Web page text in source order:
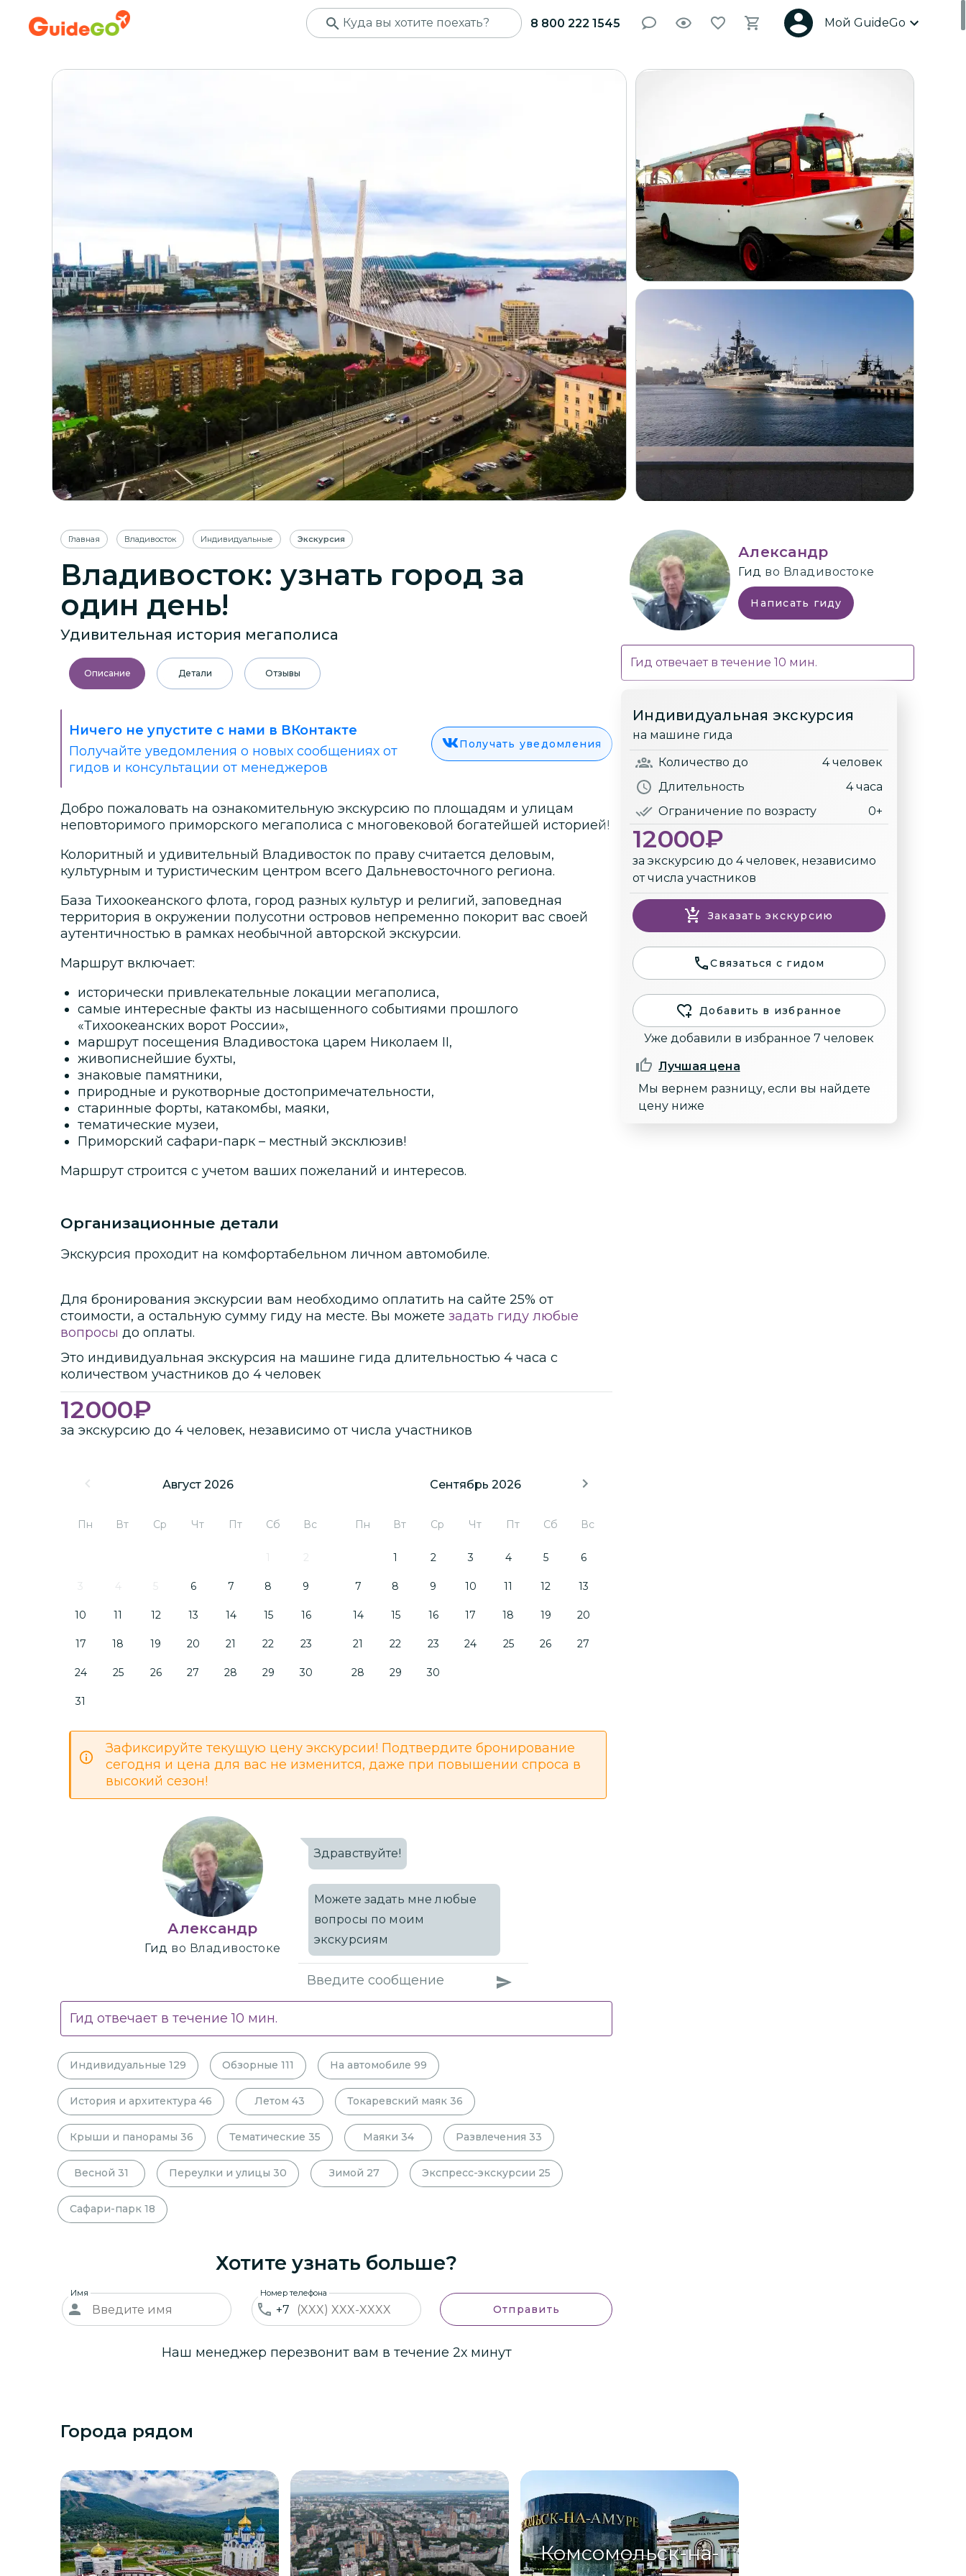
8 800 222 1545 Мой GuideGo
+3
Главная Владивосток Индивидуальные Экскурсия
Владивосток: узнать город за
один день!
Удивительная история мегаполиса
Описание Детали Отзывы
Ничего не упустите с нами в ВКонтакте
Получайте уведомления о новых сообщениях от
гидов и консультации от менеджеров
Получать уведомления
Добро пожаловать на ознакомительную экскурсию по площадям и улицам
неповторимого приморского мегаполиса с многовековой богатейшей историей!
Колоритный и удивительный Владивосток по праву считается деловым,
культурным и туристическим центром всего Дальневосточного региона.
База Тихоокеанского флота, город разных культур и религий, заповедная
территория в окружении полусотни островов непременно покорит вас своей
аутентичностью в рамках необычной авторской экскурсии.
Маршрут включает:
исторически привлекательные локации мегаполиса,
самые интересные факты из насыщенного событиями прошлого
«Тихоокеанских ворот России»,
маршрут посещения Владивостока царем Николаем II,
живописнейшие бухты,
знаковые памятники,
природные и рукотворные достопримечательности,
старинные форты, катакомбы, маяки,
тематические музеи,
Приморский сафари-парк – местный эксклюзив!
Маршрут строится с учетом ваших пожеланий и интересов.
Организационные детали
Экскурсия проходит на комфортабельном личном автомобиле.
Для бронирования экскурсии вам необходимо оплатить на сайте 25% от
стоимости, а остальную сумму гиду на месте. Вы можете задать гиду любые
вопросы до оплаты.
Это индивидуальная экскурсия на машине гида длительностью 4 часа с
количеством участников до 4 человек
12000₽
за экскурсию до 4 человек, независимо от числа участников
Август 2026
Пн Вт Ср Чт Пт Сб Вс
1 2
3 4 5 6 7 8 9
10 11 12 13 14 15 16
17 18 19 20 21 22 23
24 25 26 27 28 29 30
31
Сентябрь 2026
Пн Вт Ср Чт Пт Сб Вс
1 2 3 4 5 6
7 8 9 10 11 12 13
14 15 16 17 18 19 20
21 22 23 24 25 26 27
28 29 30
Зафиксируйте текущую цену экскурсии! Подтвердите бронирование
сегодня и цена для вас не изменится, даже при повышении спроса в
высокий сезон!
Александр
Гид во Владивостоке
Здравствуйте!
Можете задать мне любые
вопросы по моим
экскурсиям
Гид отвечает в течение10 мин.
Индивидуальные 129 Обзорные 111 На автомобиле 99
История и архитектура 46 Летом 43 Токаревский маяк 36
Крыши и панорамы 36 Тематические 35 Маяки 34 Развлечения 33
Весной 31 Переулки и улицы 30 Зимой 27 Экспресс-экскурсии 25
Сафари-парк 18
Хотите узнать больше?
Имя
+7
Номер телефона
Отправить
Наш менеджер перезвонит вам в течение 2х минут
Александр
Гид во Владивостоке
Написать гиду
Гид отвечает в течение 10 мин.
Индивидуальная экскурсия
на машине гида
Количество до
4 человек
Длительность
4 часа
Ограничение по возрасту
0+
12000₽
за экскурсию до 4 человек, независимо
от числа участников
Заказать экскурсию
Связаться с гидом
Добавить в избранное
Уже добавили в избранное 7 человек
Лучшая цена
Мы вернем разницу, если вы найдете
цену ниже
Города рядом
Комсомольск-на-